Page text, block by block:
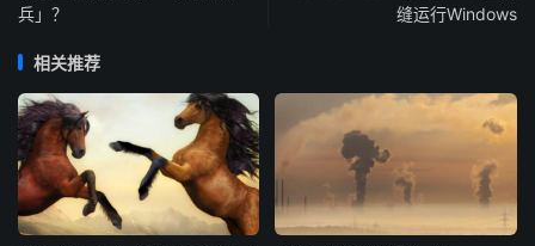
兵」？
缝运行Windows
相关推荐